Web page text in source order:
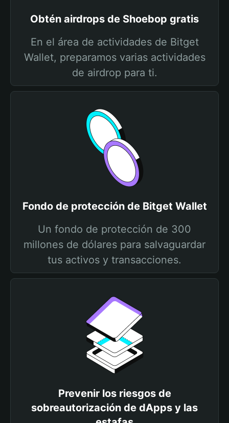
Obtén airdrops de Shoebop gratis
En el área de actividades de Bitget
Wallet, preparamos varias actividades
de airdrop para ti.
Fondo de protección de Bitget Wallet
Un fondo de protección de 300
millones de dólares para salvaguardar
tus activos y transacciones.
Prevenir los riesgos de
sobreautorización de dApps y las